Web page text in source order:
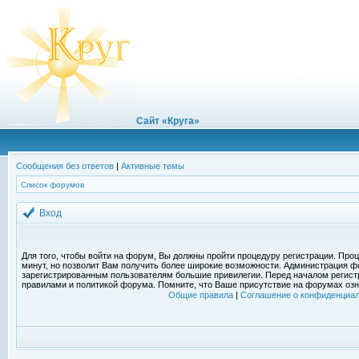
Сайт «Круга»
Сообщения без ответов | Активные темы
Список форумов
Вход
Для того, чтобы войти на форум, Вы должны пройти процедуру регистрации.
минут, но позволит Вам получить более широкие возможности. Администрация
зарегистрированным пользователям большие привилегии. Перед началом
правилами и политикой форума. Помните, что Ваше присутствие на форумах
Общие правила| Соглашение о